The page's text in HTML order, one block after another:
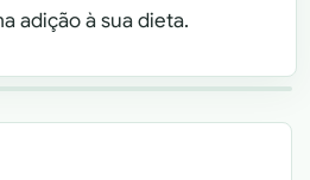
adição à sua dieta.